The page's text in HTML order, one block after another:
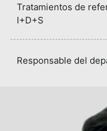
Tratamientos de
I+D+S
Responsable del